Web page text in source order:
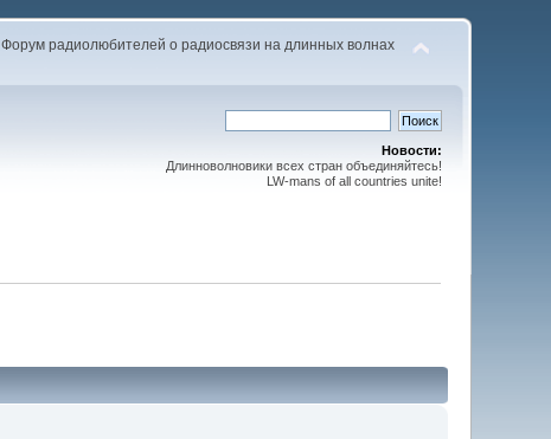
Форум радиолюбителей о радиосвязи на длинных волнах
Новости:
Длинноволновики всех стран объединяйтесь!
LW-mans of all countries unite!